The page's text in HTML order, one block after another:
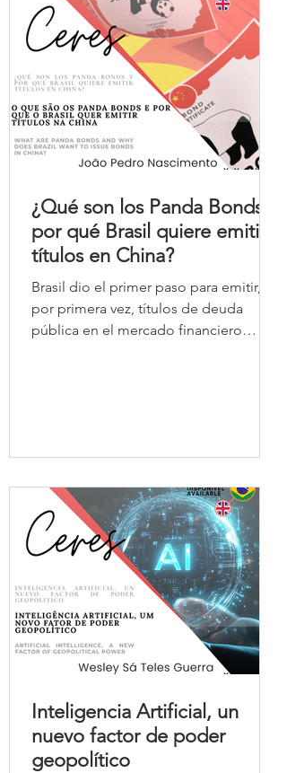
¿Qué son los Panda Bonds y
por qué Brasil quiere emitir
títulos en China?
Brasil dio el primer paso para emitir,
por primera vez, títulos de deuda
pública en el mercado financiero
gobierno pretende acceder
chino y captar recursos en yuanes, la
moneda de China.
Inteligencia Artificial, un
nuevo factor de poder
geopolítico